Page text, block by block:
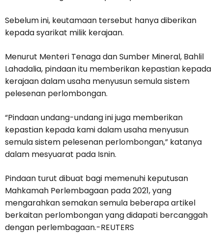
Sebelum ini, keutamaan tersebut hanya diberikan
kepada syarikat milik kerajaan.
Menurut Menteri Tenaga dan Sumber Mineral, Bahlil
Lahadalia, pindaan itu memberikan kepastian kepada
kerajaan dalam usaha menyusun semula sistem
pelesenan perlombongan.
“Pindaan undang-undang ini juga memberikan
kepastian kepada kami dalam usaha menyusun
semula sistem pelesenan perlombongan,” katanya
dalam mesyuarat pada Isnin.
Pindaan turut dibuat bagi memenuhi keputusan
Mahkamah Perlembagaan pada 2021, yang
mengarahkan semakan semula beberapa artikel
berkaitan perlombongan yang didapati bercanggah
dengan perlembagaan.-REUTERS